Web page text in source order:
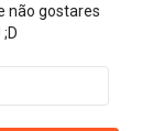
não gostares